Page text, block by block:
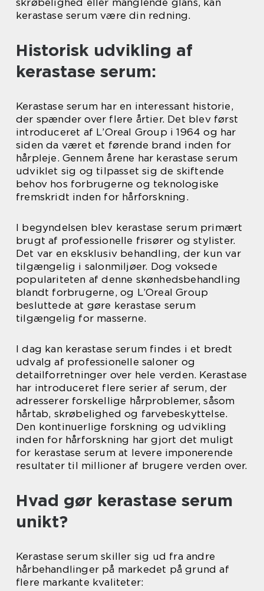
kerastase serum være din redning.
Historisk udvikling af
kerastase serum:
Kerastase serum har en interessant historie,
der spænder over flere årtier. Det blev først
introduceret af L’Oreal Group i 1964 og har
siden da været et førende brand inden for
hårpleje. Gennem årene har kerastase serum
udviklet sig og tilpasset sig de skiftende
behov hos forbrugerne og teknologiske
fremskridt inden for hårforskning.
I begyndelsen blev kerastase serum primært
brugt af professionelle frisører og stylister.
Det var en eksklusiv behandling, der kun var
tilgængelig i salonmiljøer. Dog voksede
populariteten af denne skønhedsbehandling
blandt forbrugerne, og L’Oreal Group
besluttede at gøre kerastase serum
tilgængelig for masserne.
I dag kan kerastase serum findes i et bredt
udvalg af professionelle saloner og
detailforretninger over hele verden. Kerastase
har introduceret flere serier af serum, der
adresserer forskellige hårproblemer, såsom
hårtab, skrøbelighed og farvebeskyttelse.
Den kontinuerlige forskning og udvikling
inden for hårforskning har gjort det muligt
for kerastase serum at levere imponerende
resultater til millioner af brugere verden over.
Hvad gør kerastase serum
unikt?
Kerastase serum skiller sig ud fra andre
hårbehandlinger på markedet på grund af
flere markante kvaliteter: